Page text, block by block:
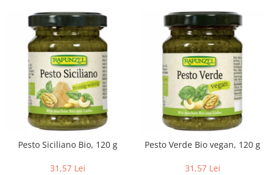
Pesto Siciliano Bio, 120 g
31,57 Lei
Pesto Verde Bio vegan, 120 g
31,57 Lei